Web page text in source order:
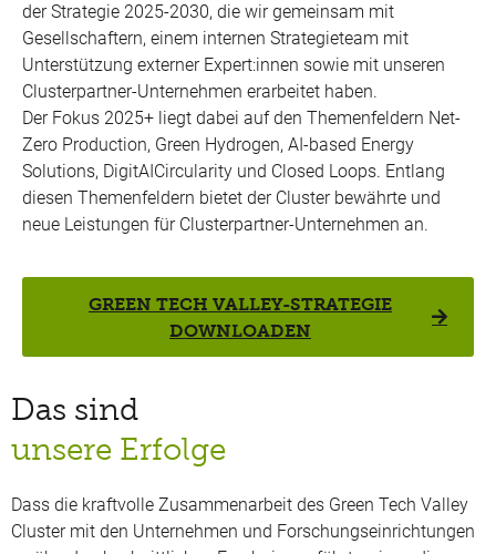
der Strategie 2025-2030, die wir gemeinsam mit
Gesellschaftern, einem internen Strategieteam mit
Unterstützung externer Expert:innen sowie mit unseren
Clusterpartner-Unternehmen erarbeitet haben.
Der Fokus 2025+ liegt dabei auf den Themenfeldern Net-
Zero Production, Green Hydrogen, AI-based Energy
Solutions, DigitAICircularity und Closed Loops. Entlang
diesen Themenfeldern bietet der Cluster bewährte und
neue Leistungen für Clusterpartner-Unternehmen an.
GREEN TECH VALLEY-STRATEGIE
DOWNLOADEN
Das sind
unsere Erfolge
Dass die kraftvolle Zusammenarbeit des Green Tech Valley
Cluster mit den Unternehmen und Forschungseinrichtungen